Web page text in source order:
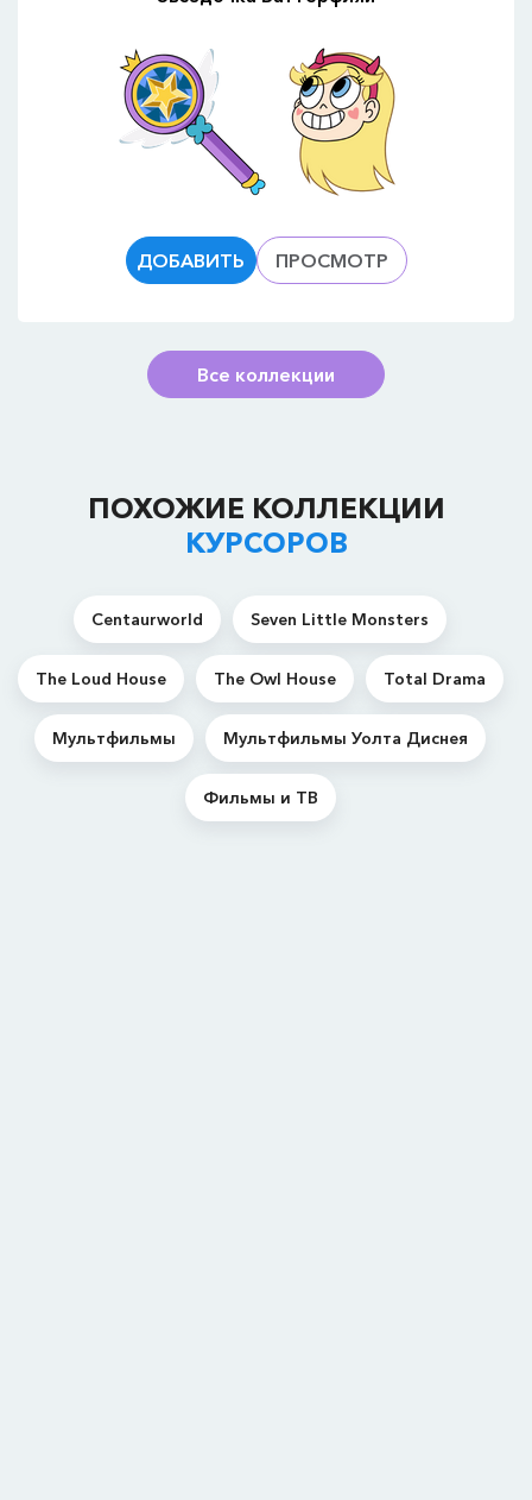
ДОБАВИТЬ ПРОСМОТР
Все коллекции
ПОХОЖИЕ КОЛЛЕКЦИИ
КУРСОРОВ
Centaurworld Seven Little Monsters
The Loud House The Owl House Total Drama
Мультфильмы Мультфильмы Уолта Диснея
Фильмы и ТВ